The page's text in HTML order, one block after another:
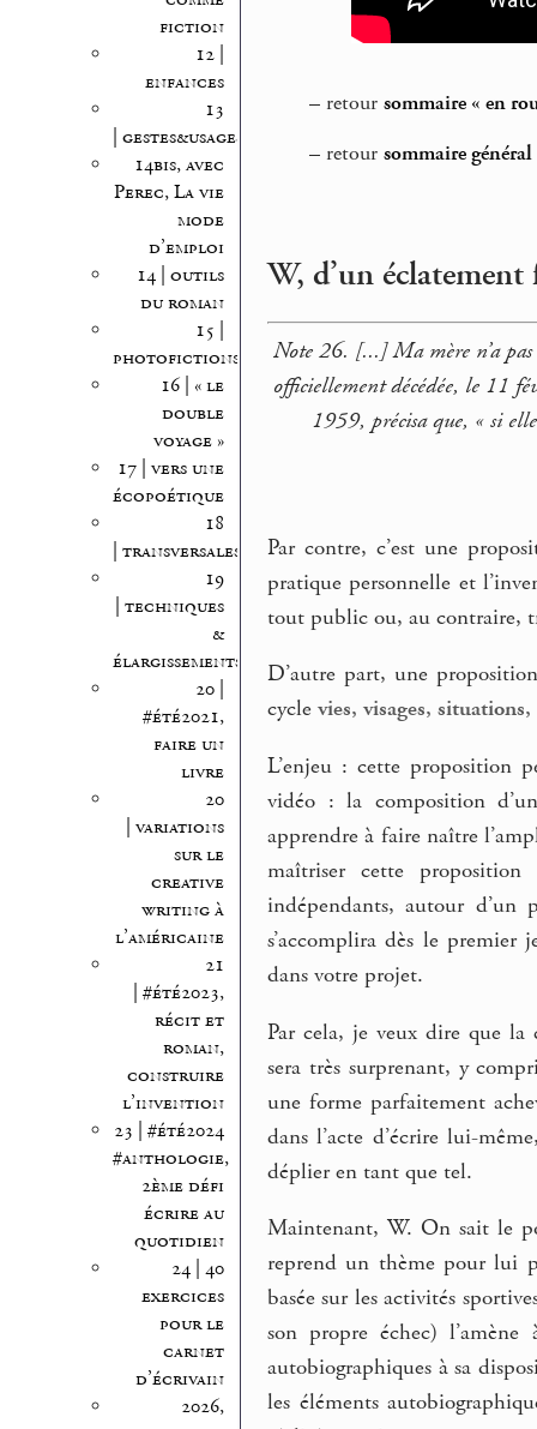
fiction
12 |
enfances
13
| gestes&usages
14bis, avec
Perec, La vie
mode
d’emploi
14 | outils
du roman
15 |
photofictions
16 | « le
double
voyage »
17 | vers une
écopoétique
18
| transversales
19
| techniques
&
élargissements
20 |
#été2021,
faire un
livre
20
| variations
sur le
creative
writing à
l’américaine
21
| #été2023,
récit et
roman,
construire
l’invention
23 | #été2024
#anthologie,
2ème défi
écrire au
quotidien
24 | 40
exercices
pour le
carnet
d’écrivain
2026,
– retour sommaire « en
– retour sommaire
W, d’un
Note 26. [...] Ma mère n’a pas
officiellement décédée, le 11
1959, précisa que, « si
Par contre, c’est une
pratique personnelle et
tout public ou, au contraire,
D’autre part, une
cyclevies, visages, situations,
L’enjeu : cette proposition
vidéo : la composition
apprendre à faire naître
maîtriser cette
indépendants, autour d’un
s’accomplira dès le
dans votre projet.
Par cela, je veux dire que
sera très surprenant, y
une forme parfaitement
dans l’acte d’écrire lui-
déplier en tant que tel.
Maintenant, W. On sait le
reprend un thème pour lui
basée sur les activités
son propre échec)
autobiographiques à sa
les éléments